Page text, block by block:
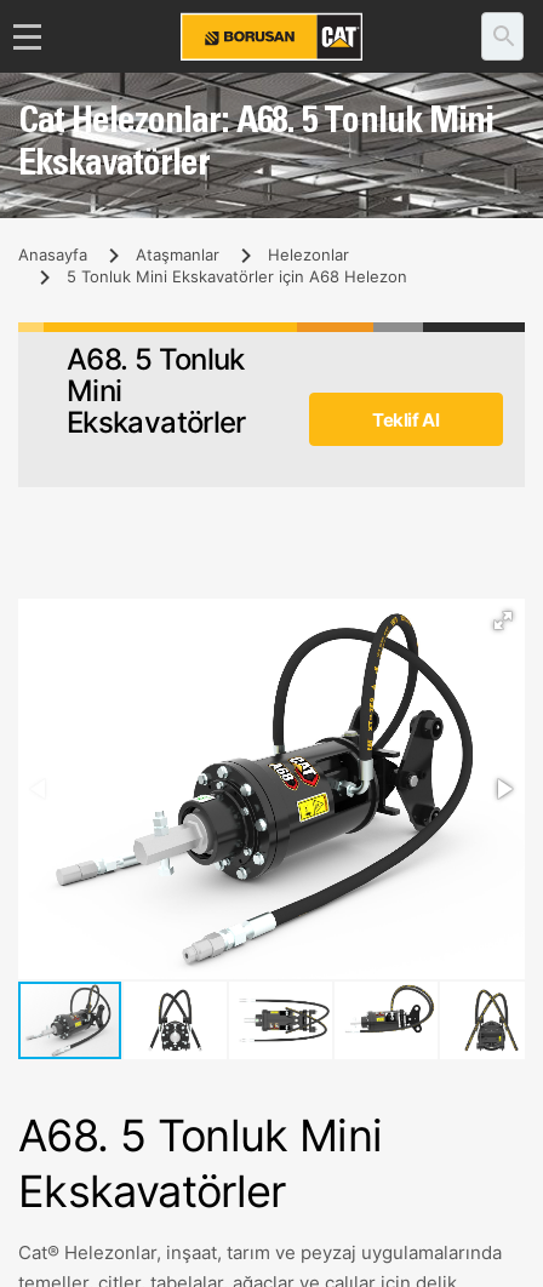
Cat Helezonlar: A68. 5 Tonluk Mini
Ekskavatörler
Anasayfa Ataşmanlar
Helezonlar
5 Tonluk Mini Ekskavatörler için A68 Helezon
A68. 5 Tonluk
Mini
Ekskavatörler
Teklif Al
A68. 5 Tonluk Mini
Ekskavatörler
Cat® Helezonlar, inşaat, tarım ve peyzaj uygulamalarında